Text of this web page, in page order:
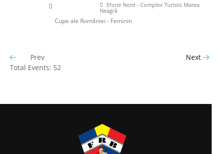
Eforie Nord - Complex Turistic Marea
Neagră
Cupe ale României - Feminin
Prev
Next
Total Events: 52